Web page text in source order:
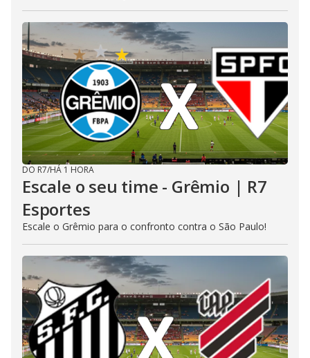
DO R7/HÁ 1 HORA
Escale o seu time - Grêmio | R7
Esportes
Escale o Grêmio para o confronto contra o São Paulo!